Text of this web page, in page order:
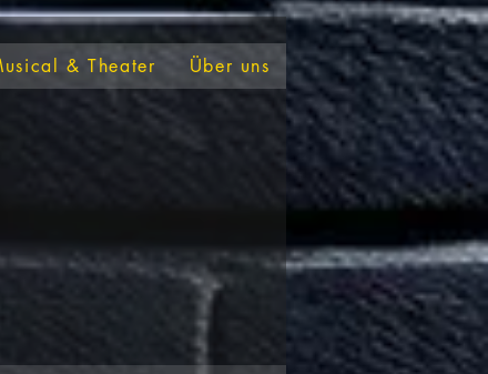
& Theater Über uns